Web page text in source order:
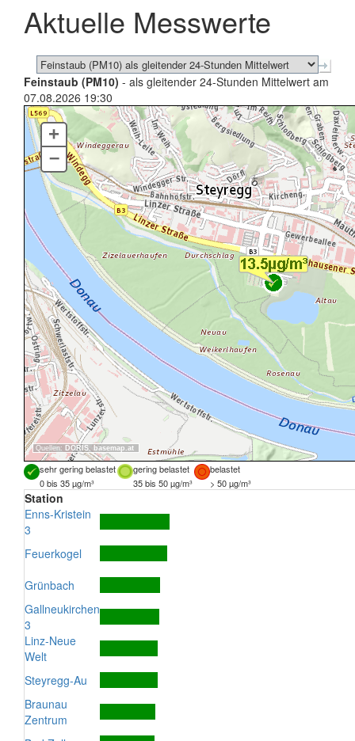
schließen
Aktuelle Messwerte
Feinstaub (PM10) - als gleitender 24-Stunden Mittelwert am
07.08.2026 19:30
Quellen: DORIS, basemap.at
+
–
sehr gering belastet gering belastet
belastet
0 bis 35 µg/m³
35 bis 50 µg/m³ > 50 µg/m³
Station
Enns-Kristein
3
Feuerkogel
Grünbach
Gallneukirchen
3
Linz-Neue
Welt
Steyregg-Au
Braunau
Zentrum